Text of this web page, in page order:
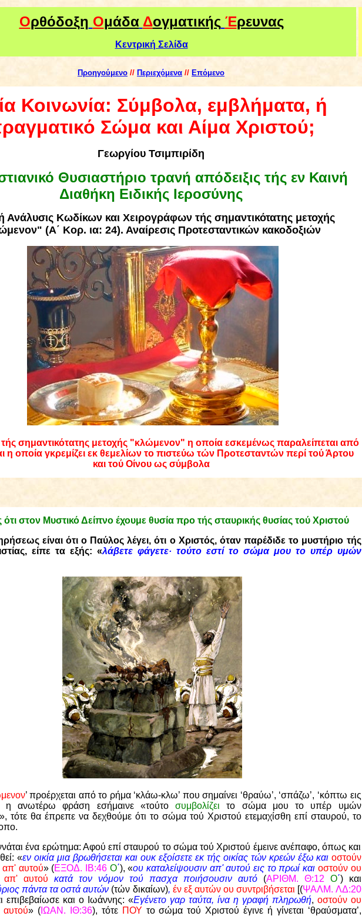
Ορθόδοξη Ομάδα Δογματικής Έρευνας
Κεντρική Σελίδα
Προηγούμενο // Περιεχόμενα // Επόμενο
Κοινωνία: Σύμβολα, εμβλήματα, ή
Σώμα και Αίμα Χριστού;
Γεωργίου Τσιμπιρίδη
Θυσιαστήριο τρανή απόδειξις τής εν Καινή
Διαθήκη Ειδικής Ιεροσύνης
Ανάλυσις Κωδίκων και Χειρογράφων τής σημαντικότατης μετοχής
(Α΄ Κορ. ια: 24). Αναίρεσις Προτεσταντικών κακοδοξιών
σημαντικότατης μετοχής "κλώμενον" η οποία εσκεμένως παραλείπεται από
η οποία γκρεμίζει εκ θεμελίων το πιστεύω τών Προτεσταντών περί τού Άρτου
και τού Οίνου ως σύμβολα
ότι στον Μυστικό Δείπνο έχουμε θυσία προ τής σταυρικής θυσίας τού Χριστού
είναι ότι ο Παύλος λέγει, ότι ο Χριστός, όταν παρέδιδε το μυστήριο τής
είπε τα εξής: «λάβετε φάγετε· τούτο εστί το σώμα μου το υπέρ υμών
’ προέρχεται από το ρήμα ‘κλάω-κλω’ που σημαίνει ‘θραύω’, ‘σπάζω’, ‘κόπτω εις
η ανωτέρω φράση εσήμαινε «τούτοσυμβολίζειτο σώμα μου το υπέρ υμών
τότε θα έπρεπε να δεχθούμε ότι το σώμα τού Χριστού ετεμαχίσθη επί σταυρού, το
ένα ερώτημα: Αφού επί σταυρού το σώμα τού Χριστού έμεινε ανέπαφο, όπως και
«εν οικία μια βρωθήσεται και ουκ εξοίσετε εκ τής οικίας τών κρεών έξω και οστούν
απ' αυτού» (ΕΞΟΔ. ΙΒ:46 Ο΄), «ου καταλείψουσιν απ' αυτού εις το πρωί και οστούν ου
απ' αυτού κατά τον νόμον τού πασχα ποιήσουσιν αυτό (ΑΡΙΘΜ. Θ:12 Ο΄) και
πάντα τα οστά αυτών (τών δικαίων), έν εξ αυτών ου συντριβήσεται [(ΨΑΛΜ. ΛΔ:20
επιβεβαίωσε και ο Ιωάννης: «Εγένετο γαρ ταύτα, ίνα η γραφή πληρωθή, οστούν ου
αυτού» ( ΙΩΑΝ. ΙΘ:36), τότε ΠΟΥ το σώμα τού Χριστού έγινε ή γίνεται ‘θραύσματα’,